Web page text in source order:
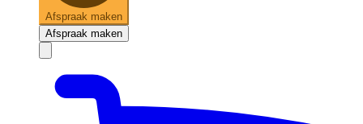
Afspraak maken
Afspraak maken